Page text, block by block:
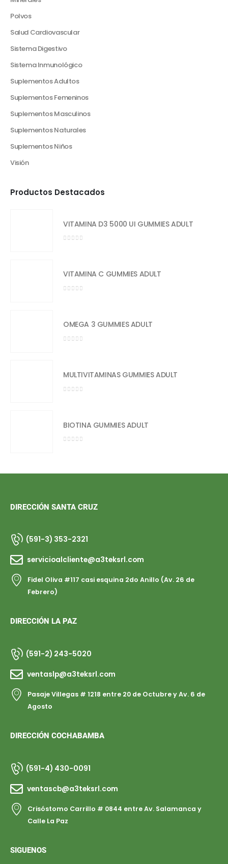
Polvos
Salud Cardiovascular
Sistema Digestivo
Sistema Inmunológico
Suplementos Adultos
Suplementos Femeninos
Suplementos Masculinos
Suplementos Naturales
Suplementos Niños
Visión
Productos Destacados
VITAMINA D3 5000 UI GUMMIES ADULT
VITAMINA C GUMMIES ADULT
OMEGA 3 GUMMIES ADULT
MULTIVITAMINAS GUMMIES ADULT
BIOTINA GUMMIES ADULT
DIRECCIÓN SANTA CRUZ
(591-3) 353-2321
servicioalcliente@a3teksrl.com
Fidel Oliva #117 casi esquina 2do Anillo (Av. 26 de
Febrero)
DIRECCIÓN LA PAZ
(591-2) 243-5020
ventaslp@a3teksrl.com
Pasaje Villegas # 1218 entre 20 de Octubre y Av. 6 de
Agosto
DIRECCIÓN COCHABAMBA
(591-4) 430-0091
ventascb@a3teksrl.com
Crisóstomo Carrillo # 0844 entre Av. Salamanca y
Calle La Paz
SIGUENOS